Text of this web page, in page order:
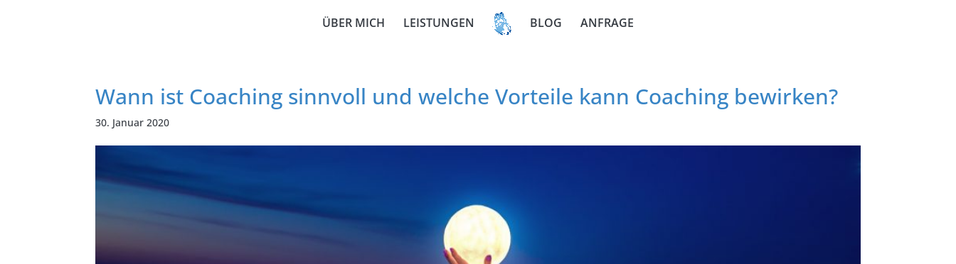
ÜBER MICH LEISTUNGEN BLOG ANFRAGE
Wann ist Coaching sinnvoll und welche Vorteile kann Coaching bewirken?
30. Januar 2020